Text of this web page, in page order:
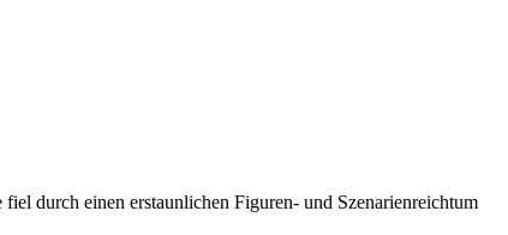
durch einen erstaunlichen Figuren- und Szenarienreichtum